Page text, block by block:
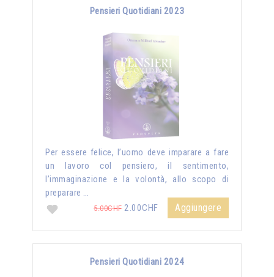
Pensieri Quotidiani 2023
Per essere felice, l’uomo deve imparare a fare
un lavoro col pensiero, il sentimento,
l’immaginazione e la volontà, allo scopo di
preparare …
5.00CHF2.00CHF Aggiungere
Pensieri Quotidiani 2024